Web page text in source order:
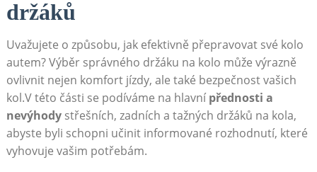
držáků
Uvažujete o způsobu, jak efektivně přepravovat své kolo
⁣autem? Výběr správného držáku na kolo ⁢může výrazně⁤
ovlivnit nejen ⁢komfort​ jízdy, ale také bezpečnost⁣ vašich
kol.V této části se⁢ podíváme na hlavnípřednosti a ​
nevýhodystřešních, zadních ⁢a tažných držáků na kola,
abyste byli schopni učinit informované rozhodnutí, které
vyhovuje vašim ‌potřebám.